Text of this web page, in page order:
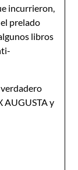
incurrieron,
prelado
libros
AUGUSTA y